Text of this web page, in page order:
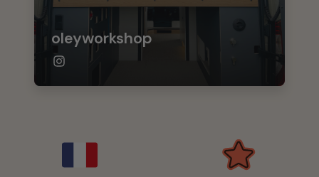
oleyworkshop